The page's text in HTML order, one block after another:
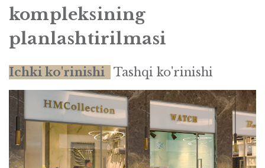
kompleksining
planlashtirilmasi
Ichki ko'rinishi Tashqi ko'rinishi